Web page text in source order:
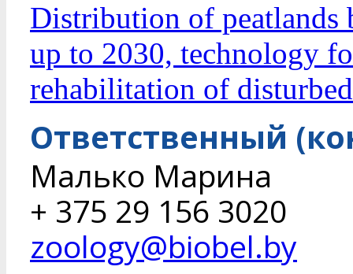
Distribution of peatlands
up to 2030, technology
rehabilitation of
Ответственный
Малько Марина
+ 375 29 156 3020
zoology@biobel.by